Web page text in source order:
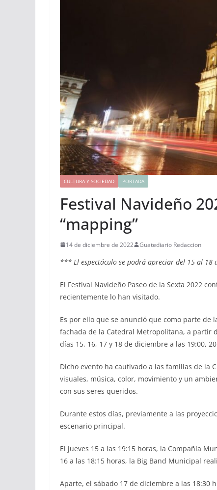
CULTURA Y SOCIEDAD PORTADA
Festival Navideño
“mapping”
14 de diciembre de 2022 Guatediario Redaccion
*** El espectáculo se podrá apreciar del 15 al 18
El Festival Navideño Paseo de la Sexta 2022
recientemente lo han visitado.
Es por ello que se anunció que como parte
fachada de la Catedral Metropolitana, a partir
días 15, 16, 17 y 18 de diciembre a las 19:00,
Dicho evento ha cautivado a las familias de la
visuales, música, color, movimiento y un
con sus seres queridos.
Durante estos días, previamente a las
escenario principal.
El jueves 15 a las 19:15 horas, la Compañía
16 a las 18:15 horas, la Big Band Municipal
Aparte, el sábado 17 de diciembre a las 18:30